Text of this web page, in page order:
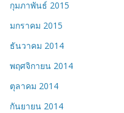
กุมภาพันธ์ 2015
มกราคม 2015
ธันวาคม 2014
พฤศจิกายน 2014
ตุลาคม 2014
กันยายน 2014